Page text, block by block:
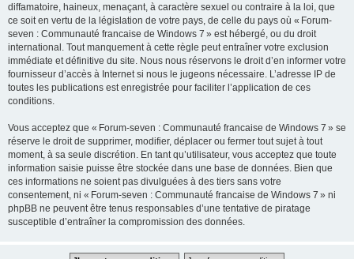
diffamatoire, haineux, menaçant, à caractère sexuel ou contraire à la loi, que
ce soit en vertu de la législation de votre pays, de celle du pays où « Forum-
seven : Communauté francaise de Windows 7 » est hébergé, ou du droit
international. Tout manquement à cette règle peut entraîner votre exclusion
immédiate et définitive du site. Nous nous réservons le droit d’en informer votre
fournisseur d’accès à Internet si nous le jugeons nécessaire. L’adresse IP de
toutes les publications est enregistrée pour faciliter l’application de ces
conditions.
Vous acceptez que « Forum-seven : Communauté francaise de Windows 7 » se
réserve le droit de supprimer, modifier, déplacer ou fermer tout sujet à tout
moment, à sa seule discrétion. En tant qu’utilisateur, vous acceptez que toute
information saisie puisse être stockée dans une base de données. Bien que
ces informations ne soient pas divulguées à des tiers sans votre
consentement, ni « Forum-seven : Communauté francaise de Windows 7 » ni
phpBB ne peuvent être tenus responsables d’une tentative de piratage
susceptible d’entraîner la compromission des données.